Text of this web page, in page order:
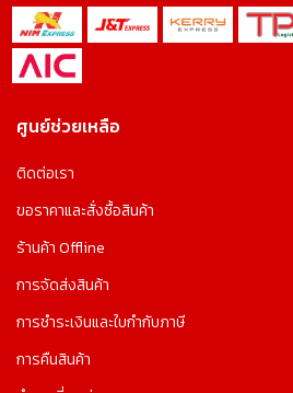
ศูนย์ช่วยเหลือ
ติดต่อเรา
ขอราคาและสั่งซื้อสินค้า
ร้านค้า Offline
การจัดส่งสินค้า
การชำระเงินและใบกำกับภาษี
การคืนสินค้า